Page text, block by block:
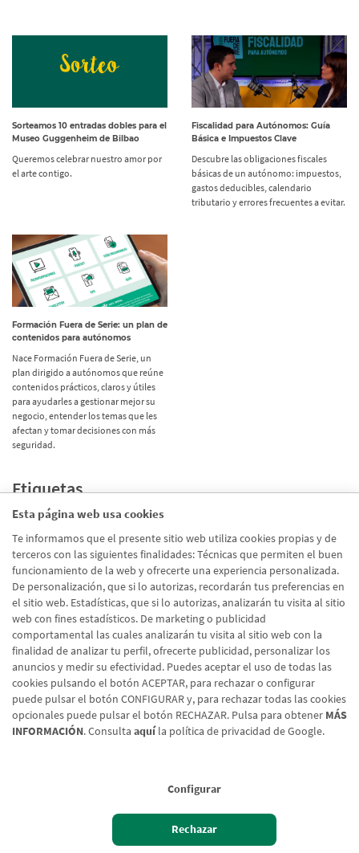
Esta página web usa cookies
Te informamos que el presente sitio web utiliza cookies propias y de
terceros con las siguientes finalidades: Técnicas que permiten el buen
funcionamiento de la web y ofrecerte una experiencia personalizada.
De personalización, que si lo autorizas, recordarán tus preferencias en
el sitio web. Estadísticas, que si lo autorizas, analizarán tu visita al sitio
web con fines estadísticos. De marketing o publicidad
comportamental las cuales analizarán tu visita al sitio web con la
finalidad de analizar tu perfil, ofrecerte publicidad, personalizar los
anuncios y medir su efectividad. Puedes aceptar el uso de todas las
cookies pulsando el botón ACEPTAR, para rechazar o configurar
puede pulsar el botón CONFIGURAR y, para rechazar todas las cookies
opcionales puede pulsar el botón RECHAZAR. Pulsa para obtener MÁS
INFORMACIÓN. Consulta aquíla política de privacidad de Google.
Configurar
Rechazar
Sorteamos 10 entradas dobles para el
Museo Guggenheim de Bilbao
Queremos celebrar nuestro amor por
el arte contigo.
Fiscalidad para Autónomos: Guía
Básica e Impuestos Clave
Descubre las obligaciones fiscales
básicas de un autónomo: impuestos,
gastos deducibles, calendario
tributario y errores frecuentes a evitar.
Formación Fuera de Serie: un plan de
contenidos para autónomos
Nace Formación Fuera de Serie, un
plan dirigido a autónomos que reúne
contenidos prácticos, claros y útiles
para ayudarles a gestionar mejor su
negocio, entender los temas que les
afectan y tomar decisiones con más
seguridad.
Etiquetas
Promociones
Corporativo(39)
Emprendedores (26)
Talento(20)
Digital(19)
En Marcha (10)
Aviso legal
Política de cookies